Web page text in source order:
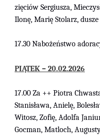
zięciów Sergiusza,
Ilonę, Marię Stolarz,
17.30 Nabożeństwo
PIĄTEK – 20.02.2026
17.00 Za ++ Piotra Chwast
Stanisława, Anielę,
Witosz, Zofię, Adolfa
Gocman, Matloch,